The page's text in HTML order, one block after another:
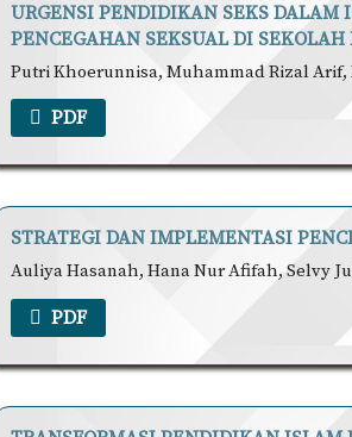
URGENSI PENDIDIKAN SEKS DALAM
PENCEGAHAN SEKSUAL DI
Putri Khoerunnisa, Muhammad Rizal
PDF
STRATEGI DAN IMPLEMENTASI
Auliya Hasanah, Hana Nur Afifah, Selvy
PDF